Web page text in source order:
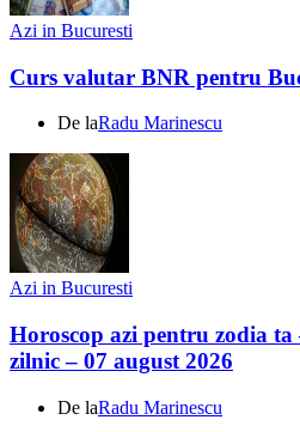
Azi in Bucuresti
Curs valutar BNR pentru
De laRadu Marinescu
Azi in Bucuresti
Horoscop azi pentru zodia
zilnic – 07 august 2026
De laRadu Marinescu